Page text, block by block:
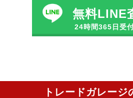
無料LINE
24時間365日受
トレードガレージ